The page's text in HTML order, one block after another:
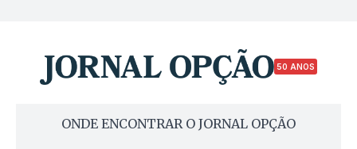
50 ANOS
ONDE ENCONTRAR O JORNAL OPÇÃO